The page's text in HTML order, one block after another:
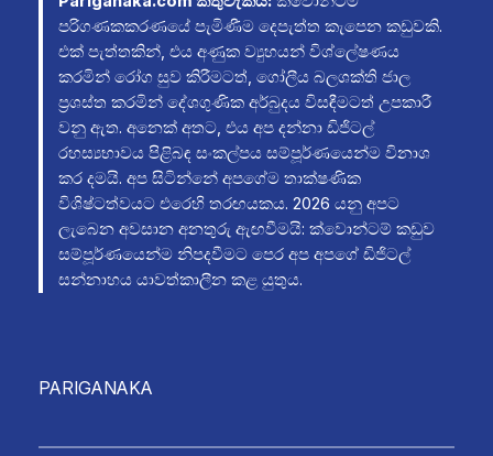
පරිගණකකරණයේ පැමිණීම දෙපැත්ත කැපෙන කඩුවකි.
එක් පැත්තකින්, එය අණුක ව්‍යුහයන් විශ්ලේෂණය
කරමින් රෝග සුව කිරීමටත්, ගෝලීය බලශක්ති ජාල
ප්‍රශස්ත කරමින් දේශගුණික අර්බුදය විසඳීමටත් උපකාරී
වනු ඇත. අනෙක් අතට, එය අප දන්නා ඩිජිටල්
රහස්‍යභාවය පිළිබඳ සංකල්පය සම්පූර්ණයෙන්ම විනාශ
කර දමයි. අප සිටින්නේ අපගේම තාක්ෂණික
විශිෂ්ටත්වයට එරෙහි තරඟයකය. 2026 යනු අපට
ලැබෙන අවසාන අනතුරු ඇඟවීමයි: ක්වොන්ටම් කඩුව
සම්පූර්ණයෙන්ම නිපදවීමට පෙර අප අපගේ ඩිජිටල්
සන්නාහය යාවත්කාලීන කළ යුතුය.
PARIGANAKA